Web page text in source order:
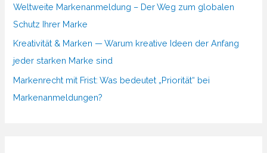
Weltweite Markenanmeldung – Der Weg zum globalen
Schutz Ihrer Marke
Kreativität & Marken — Warum kreative Ideen der Anfang
jeder starken Marke sind
Markenrecht mit Frist: Was bedeutet „Priorität“ bei
Markenanmeldungen?